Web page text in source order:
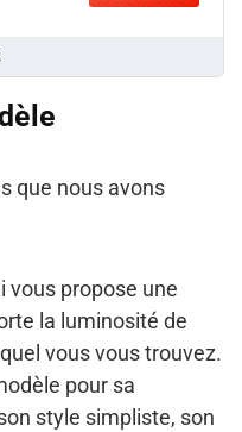
que nous avons
vous propose une
la luminosité de
vous vous trouvez.
pour sa
style simpliste, son